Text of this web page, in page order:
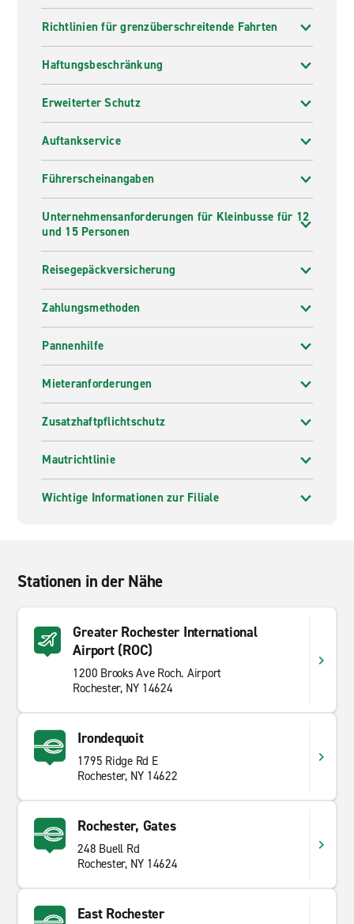
Richtlinien für grenzüberschreitende Fahrten
Haftungsbeschränkung
Erweiterter Schutz
Auftankservice
Führerscheinangaben
Unternehmensanforderungen für Kleinbusse für 12
und 15 Personen
Reisegepäckversicherung
Zahlungsmethoden
Pannenhilfe
Mieteranforderungen
Zusatzhaftpflichtschutz
Mautrichtlinie
Wichtige Informationen zur Filiale
Stationen in der Nähe
Greater Rochester International
Airport (ROC)
1200 Brooks Ave Roch. Airport
Rochester, NY 14624
Irondequoit
1795 Ridge Rd E
Rochester, NY 14622
Rochester, Gates
248 Buell Rd
Rochester, NY 14624
East Rochester